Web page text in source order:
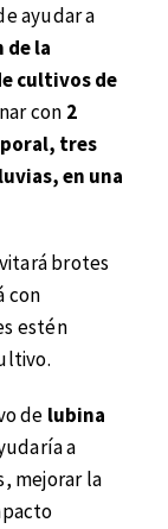
ayudar a
la
cultivos de
con 2
tres
en una
brotes
con
estén
de lubina
a
mejorar la